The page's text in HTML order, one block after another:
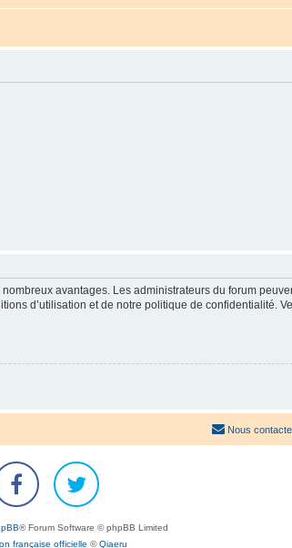
avantages. Les administrateurs du forum
d’utilisation et de notre politique de confidentialité.
Nous
® Forum Software © phpBB Limited
française officielle ©Qiaeru